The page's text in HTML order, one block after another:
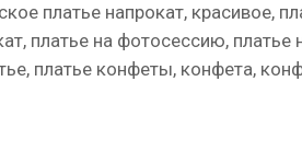
платье напрокат, красивое,
платье на фотосессию, платье
платье конфеты, конфета,